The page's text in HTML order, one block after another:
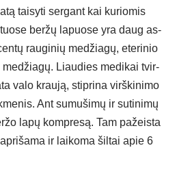
tai­sy­ti ser­gant kai ku­rio­mis
ber­žų la­puo­se yra daug as­
rau­gi­nių me­džia­gų, ete­ri­nio
Liau­dies me­di­kai tvir­
va­lo krau­ją, stip­ri­na virš­ki­ni­mo
Ant su­mu­ši­mų ir su­ti­ni­mų
la­pų komp­re­są. Tam pa­žeis­ta
ir lai­ko­ma šil­tai apie 6